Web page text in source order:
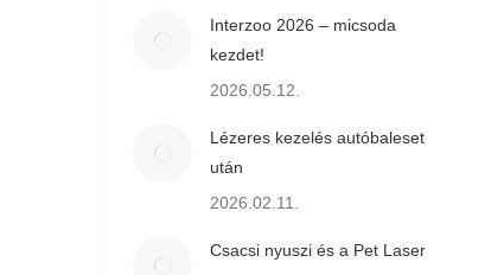
Interzoo 2026 – micsoda
kezdet!
2026.05.12.
Lézeres kezelés autóbaleset
után
2026.02.11.
Csacsi nyuszi és a Pet Laser